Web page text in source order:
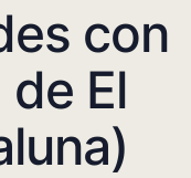
con
El